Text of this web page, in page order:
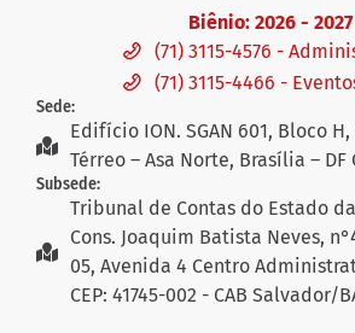
Biênio: 2026 - 2027
(71) 3115-4576 -
(71) 3115-4466 -
Sede:
Edifício ION. SGAN 601, Bloco
Térreo – Asa Norte, Brasília – DF
Subsede:
Tribunal de Contas do Estado
Cons. Joaquim Batista Neves,
05, Avenida 4 Centro
CEP: 41745-002 - CAB Salvador/